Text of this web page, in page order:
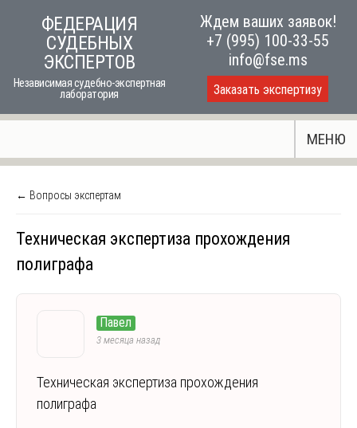
ФЕДЕРАЦИЯ
СУДЕБНЫХ
ЭКСПЕРТОВ
Независимая судебно-экспертная
лаборатория
Ждем ваших заявок!
+7 (995) 100-33-55
info@fse.ms
Заказать экспертизу
МЕНЮ
← Вопросы экспертам
Техническая экспертиза прохождения
полиграфа
Павел
3 месяца назад
Техническая экспертиза прохождения
полиграфа